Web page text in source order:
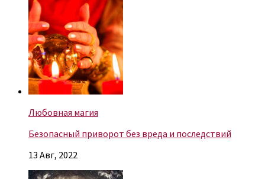
Любовная магия
Безопасный приворот без вреда и последствий
13 Авг, 2022